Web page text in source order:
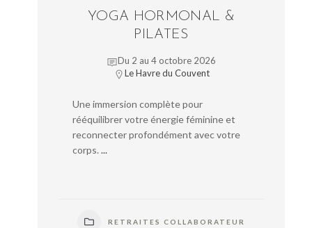
YOGA HORMONAL &
PILATES
Du 2 au 4 octobre 2026
Le Havre du Couvent
Une immersion complète pour
rééquilibrer votre énergie féminine et
reconnecter profondément avec votre
corps. ...
RETRAITES COLLABORATEUR